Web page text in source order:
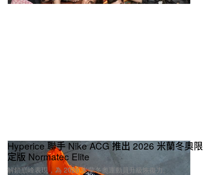
Hyperice 聯手 Nike ACG 推出 2026 米蘭冬奧限
定版 Normatec Elite
解鎖巔峰表現，為 2026 米蘭冬奧運動員升級恢復力。